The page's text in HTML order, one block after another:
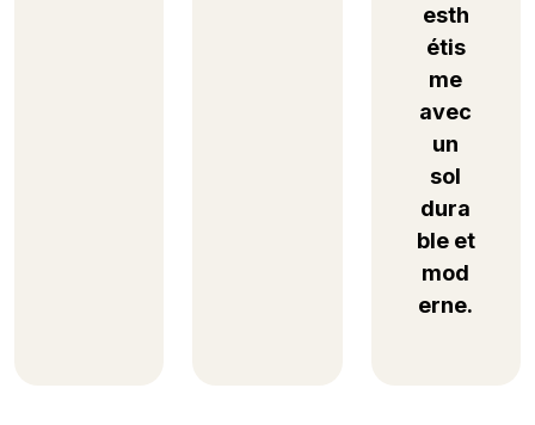
esth
étis
me
avec
un
sol
dura
ble et
mod
erne.